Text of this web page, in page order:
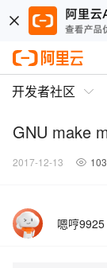
开发者社区
GNU make
2017-12-13
嗯哼9925